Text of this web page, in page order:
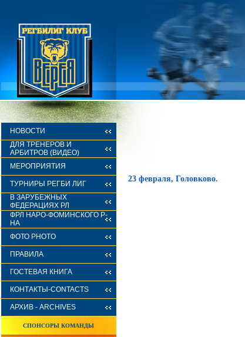
НОВОСТИ
ДЛЯ ТРЕНЕРОВ И
АРБИТРОВ (ВИДЕО)
МЕРОПРИЯТИЯ
ТУРНИРЫ РЕГБИ ЛИГ
В ЗАРУБЕЖНЫХ
ФЕДЕРАЦИЯХ РЛ
ФРЛ НАРО-ФОМИНСКОГО Р-
НА
ФОТО PHOTO
ПРАВИЛА
ГОСТЕВАЯ КНИГА
КОНТАКТЫ-CONTACTS
АРХИВ - ARCHIVES
СПОНСОРЫ КОМАНДЫ
23 февраля, Головково.